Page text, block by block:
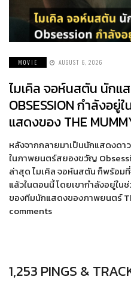
MOVIE AUGUST 6, 2026
ไมเคิล จอห์นสตัน นักแ
OBSESSION กำลังอยู่
แสดงของ THE
หลังจากกลายมาเป็นนักแสดงดา
ในภาพยนตร์สยองขวัญ
ล่าสุด ไมเคิล จอห์นสตัน ก็พร้อม
แล้วในตอนนี้ โดยเขากำลังอยู่ใน
ของทีมนักแสดงของภาพยนตร์
comments
1,253 PINGS &